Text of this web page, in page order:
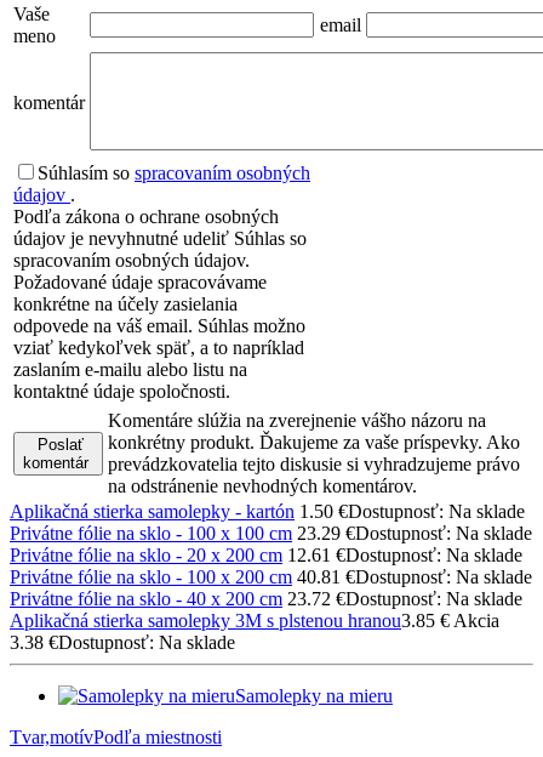
Vaše
meno
email
komentár
Súhlasím so spracovaním osobných
údajov .
Podľa zákona o ochrane osobných
údajov je nevyhnutné udeliť Súhlas so
spracovaním osobných údajov.
Požadované údaje spracovávame
konkrétne na účely zasielania
odpovede na váš email. Súhlas možno
vziať kedykoľvek späť, a to napríklad
zaslaním e-mailu alebo listu na
kontaktné údaje spoločnosti.
Poslať
komentár
Komentáre slúžia na zverejnenie vášho názoru na
konkrétny produkt. Ďakujeme za vaše príspevky. Ako
prevádzkovatelia tejto diskusie si vyhradzujeme právo
na odstránenie nevhodných komentárov.
Aplikačná stierka samolepky - kartón 1.50 €Dostupnosť: Na sklade
Privátne fólie na sklo - 100 x 100 cm 23.29 €Dostupnosť: Na sklade
Privátne fólie na sklo - 20 x 200 cm 12.61 €Dostupnosť: Na sklade
Privátne fólie na sklo - 100 x 200 cm 40.81 €Dostupnosť: Na sklade
Privátne fólie na sklo - 40 x 200 cm 23.72 €Dostupnosť: Na sklade
Aplikačná stierka samolepky 3M s plstenou hranou3.85 € Akcia
3.38 €Dostupnosť: Na sklade
Samolepky na mieru
Tvar,motívPodľa miestnosti